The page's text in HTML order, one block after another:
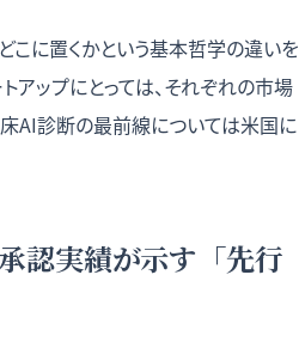
こに置くかという基本哲学の違いを
アップにとっては、それぞれの市場
AI診断の最前線については米国に
認実績が示す「先行